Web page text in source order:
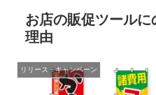
お店の販促ツール
理由
リリース・キャンペーン